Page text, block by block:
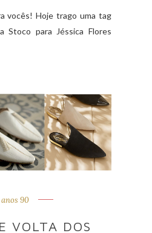
vocês! Hoje trago uma tag
Stoco para Jéssica Flores
anos 90
VOLTA DOS